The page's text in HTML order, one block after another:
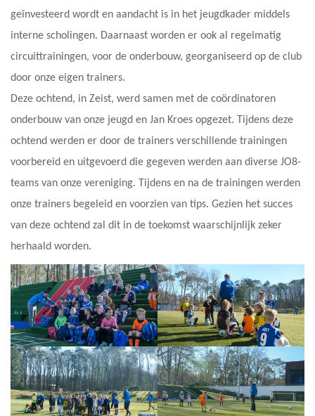
geïnvesteerd wordt en aandacht is in het jeugdkader middels
interne scholingen. Daarnaast worden er ook al regelmatig
circuittrainingen, voor de onderbouw, georganiseerd op de club
door onze eigen trainers.
Deze ochtend, in Zeist, werd samen met de coördinatoren
onderbouw van onze jeugd en Jan Kroes opgezet. Tijdens deze
ochtend werden er door de trainers verschillende trainingen
voorbereid en uitgevoerd die gegeven werden aan diverse JO8-
teams van onze vereniging. Tijdens en na de trainingen werden
onze trainers begeleid en voorzien van tips. Gezien het succes
van deze ochtend zal dit in de toekomst waarschijnlijk zeker
herhaald worden.